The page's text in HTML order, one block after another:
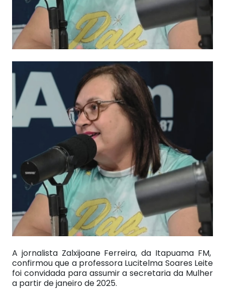
A jornalista Zalxijoane Ferreira, da Itapuama FM,
confirmou que a professora Lucitelma Soares Leite
foi convidada para assumir a secretaria da Mulher
a partir de janeiro de 2025.